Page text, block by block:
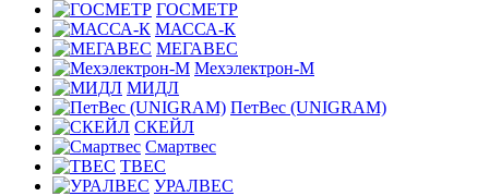
ГОСМЕТР
МАССА-К
МЕГАВЕС
Мехэлектрон-М
МИДЛ
ПетВес (UNIGRAM)
СКЕЙЛ
Смартвес
ТВЕС
УРАЛВЕС